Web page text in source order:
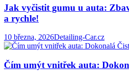
Jak vyčistit gumu u auta:
a rychle!
10 března, 2026Detailing-Car.cz
Čím umýt vnitřek auta: